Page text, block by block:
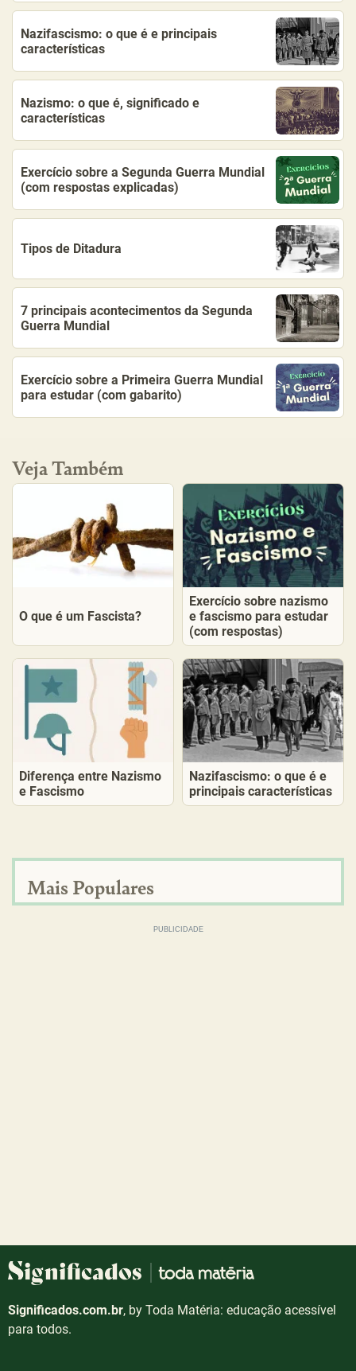
Nazifascismo: o que é e principais
características
Nazismo: o que é, significado e
características
Exercício sobre a Segunda Guerra Mundial
(com respostas explicadas)
Tipos de Ditadura
7 principais acontecimentos da Segunda
Guerra Mundial
Exercício sobre a Primeira Guerra Mundial
para estudar (com gabarito)
Veja Também
O que é um Fascista?
Exercício sobre nazismo
e fascismo para estudar
(com respostas)
Diferença entre Nazismo
e Fascismo
Nazifascismo: o que é e
principais características
Mais Populares
Significados.com.br, by Toda Matéria: educação acessível
para todos.